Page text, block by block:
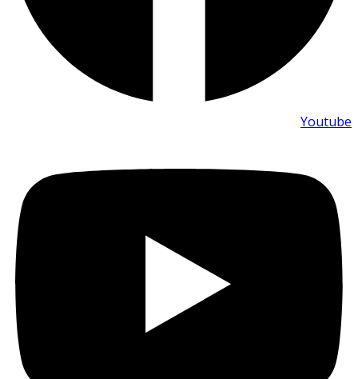
Youtube